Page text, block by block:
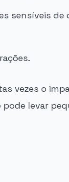
sensíveis de
vezes o
levar